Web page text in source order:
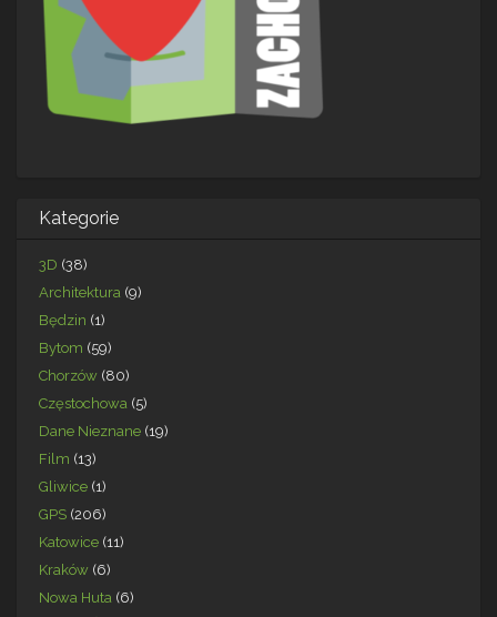
Kategorie
3D (38)
Architektura (9)
Będzin (1)
Bytom (59)
Chorzów (80)
Częstochowa (5)
Dane Nieznane (19)
Film (13)
Gliwice (1)
GPS (206)
Katowice (11)
Kraków (6)
Nowa Huta (6)